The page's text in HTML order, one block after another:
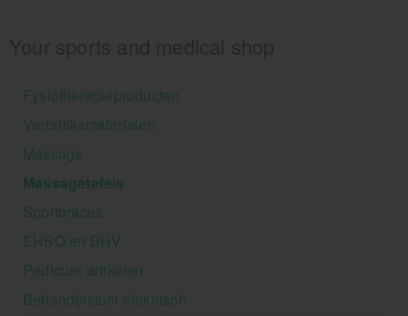
Fysiotherapieproducten
Verbruiksmaterialen
Massage
Massagetafels
Sportbraces
EHBO en BHV
Pedicure artikelen
Behandelstoel elektrisch